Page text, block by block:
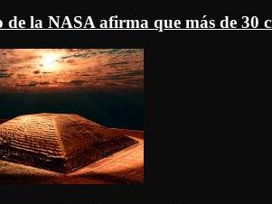
de la NASA afirma que más de 30